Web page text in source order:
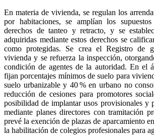
En materia de vivienda, se regulan los
por habitaciones, se amplían los
derechos de tanteo y retracto, y se
adquiridas mediante estos derechos se
como protegidas. Se crea el Registro de
vivienda y se refuerza la inspección,
condición de agentes de la autoridad. En el
fijan porcentajes mínimos de suelo para
suelo urbanizable y 40 % en urbano no
reducción de cesiones para promotores
posibilidad de implantar usos provisionales y
mediante planes directores con tramitación
prevé la exención de plazas de aparcamiento
la habilitación de colegios profesionales para